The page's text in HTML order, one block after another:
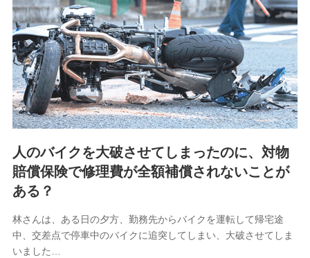
9.お問い合わせ情報
各種お問い合わせに対応するため
10.受託業務の 個人情報
受託業務の遂行およびこれらに準ずる業務の遂行のため
11.マイカー通勤管理クラウド並びに法人向けASPサー
ビスに関してのお問い合わせ情報
各種お問い合わせに対応するため
当社のサービスに関する情報提供や、皆様に有用なお知らせ
をお送りするため
アンケートの送付のため
当社のサービスや媒体の運営改善に必要なデータを解析し、
分析するため
当社の対応品質向上やお問い合わせ内容の正確な把握のため
個人情報保護管理者の職名、連絡先
人のバイクを大破させてしまったのに、対物
賠償保険で修理費が全額補償されないことが
ある？
林さんは、ある日の夕方、勤務先からバイクを運転して帰宅途
中、交差点で停車中のバイクに追突してしまい、大破させてしま
いました…